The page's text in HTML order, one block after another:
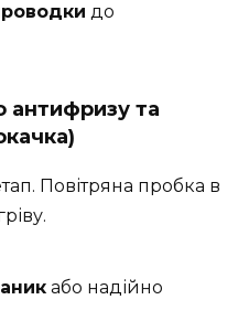
до
антифризу та
Повітряна пробка в
або надійно